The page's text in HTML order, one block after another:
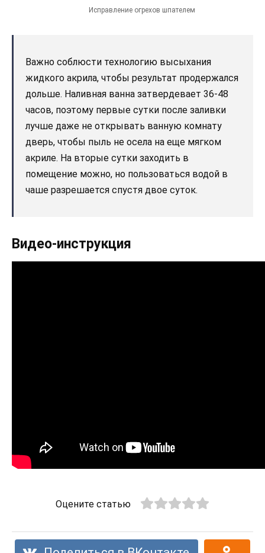
Исправление огрехов шпателем
Важно соблюсти технологию высыхания
жидкого акрила, чтобы результат продержался
дольше. Наливная ванна затвердевает 36-48
часов, поэтому первые сутки после заливки
лучше даже не открывать ванную комнату
дверь, чтобы пыль не осела на еще мягком
акриле. На вторые сутки заходить в
помещение можно, но пользоваться водой в
чаше разрешается спустя двое суток.
Видео-инструкция
Оцените статью